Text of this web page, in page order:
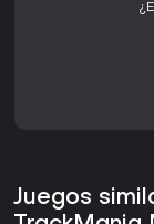
Juegos